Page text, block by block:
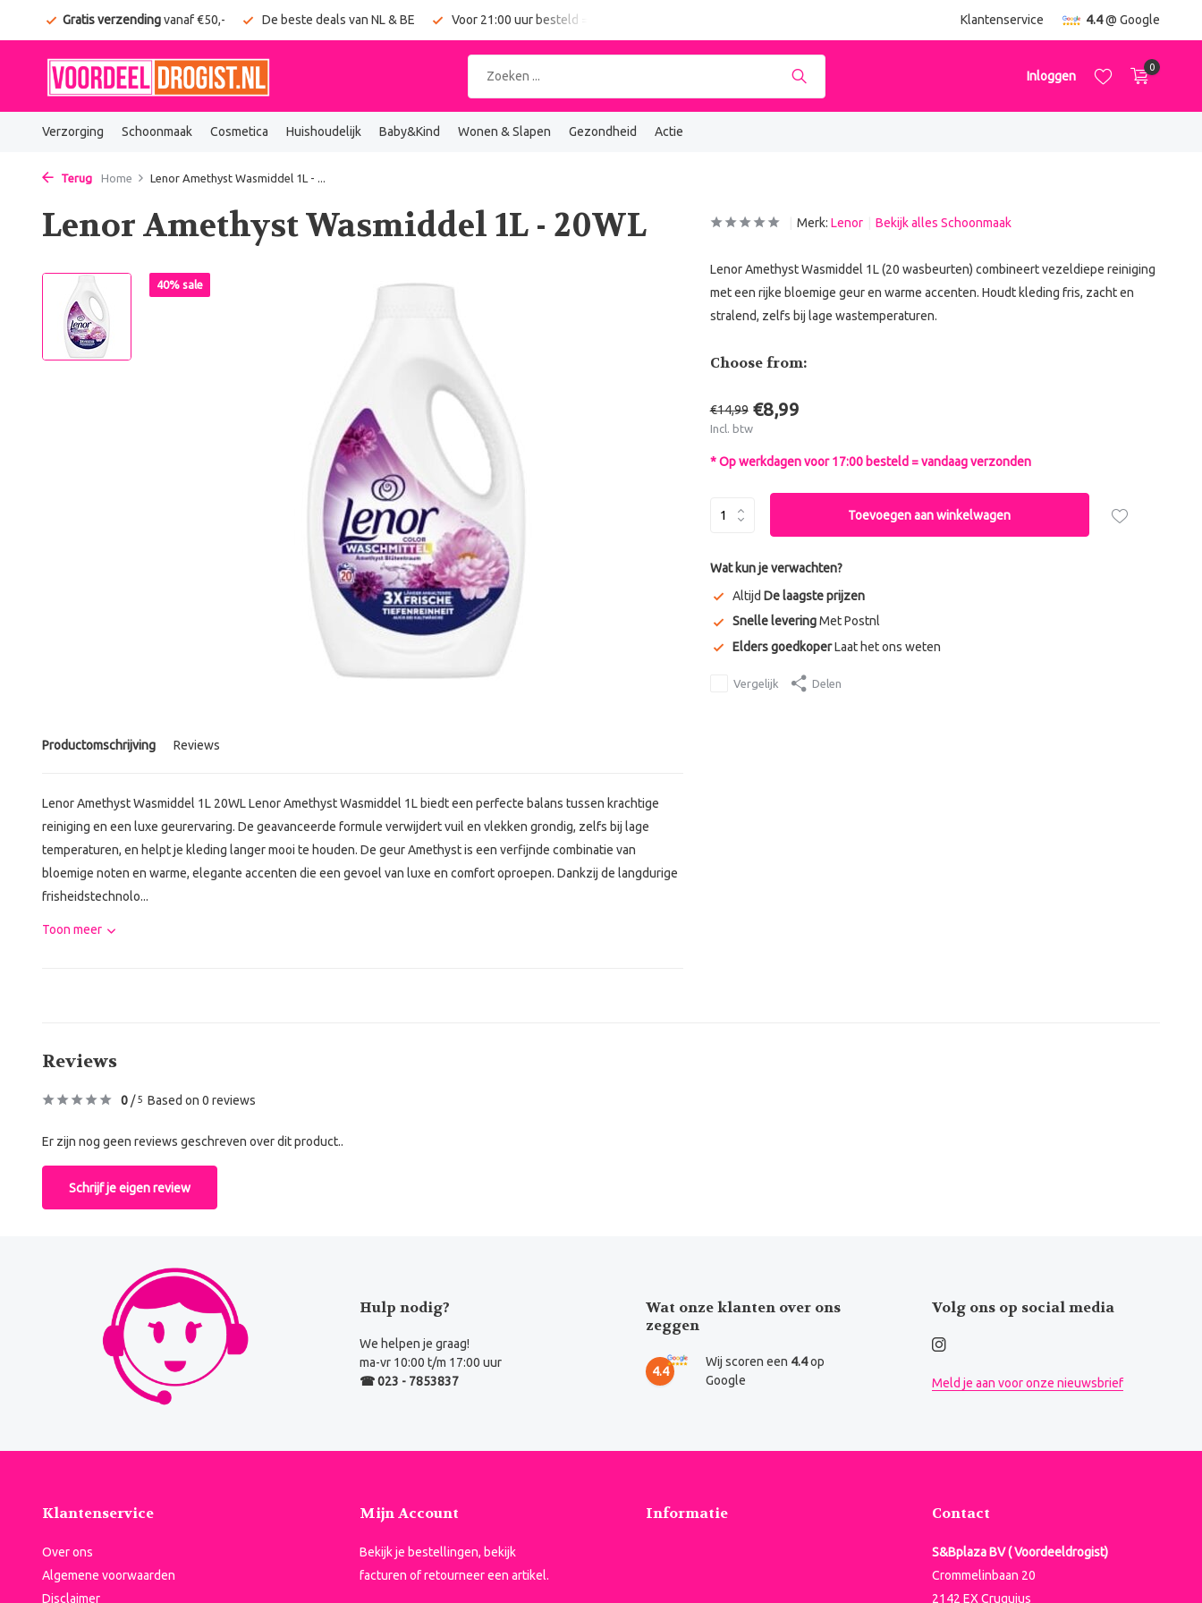
Gratis verzendingvanaf €50,- De beste deals van NL & BE Voor 21:00 uur besteld = vandaag verzonden Klantenservice 4.4@ Google
Inloggen
0
Verzorging Schoonmaak Cosmetica Huishoudelijk Baby&Kind Wonen & Slapen Gezondheid Actie
Terug Home Lenor Amethyst Wasmiddel 1L - ...
Lenor Amethyst Wasmiddel 1L - 20WL
40% sale
Productomschrijving Reviews
Lenor Amethyst Wasmiddel 1L 20WL Lenor Amethyst Wasmiddel 1L biedt een perfecte balans tussen krachtige
reiniging en een luxe geurervaring. De geavanceerde formule verwijdert vuil en vlekken grondig, zelfs bij lage
temperaturen, en helpt je kleding langer mooi te houden. De geur Amethyst is een verfijnde combinatie van
bloemige noten en warme, elegante accenten die een gevoel van luxe en comfort oproepen. Dankzij de langdurige
frisheidstechnolo...
Toon meer
Merk: Lenor Bekijk alles Schoonmaak
Lenor Amethyst Wasmiddel 1L (20 wasbeurten) combineert vezeldiepe reiniging
met een rijke bloemige geur en warme accenten. Houdt kleding fris, zacht en
stralend, zelfs bij lage wastemperaturen.
Choose from:
€14,99 €8,99
Incl. btw
* Op werkdagen voor 17:00 besteld = vandaag verzonden
Toevoegen aan winkelwagen
Wat kun je verwachten?
Altijd De laagste prijzen
Snelle leveringMet Postnl
Elders goedkoperLaat het ons weten
Vergelijk Delen
Reviews
0 /5 Based on 0 reviews
Er zijn nog geen reviews geschreven over dit product..
Schrijf je eigen review
Hulp nodig?
We helpen je graag!
ma-vr 10:00 t/m 17:00 uur
☎ 023 - 7853837
Wat onze klanten over ons
zeggen
4.4
Wij scoren een 4.4op
Google
Volg ons op social media
Meld je aan voor onze nieuwsbrief
Klantenservice
Over ons
Algemene voorwaarden
Disclaimer
Mijn Account
Bekijk je bestellingen, bekijk
facturen of retourneer een artikel.
Informatie Contact
S&Bplaza BV ( Voordeeldrogist)
Crommelinbaan 20
2142 EX Cruquius